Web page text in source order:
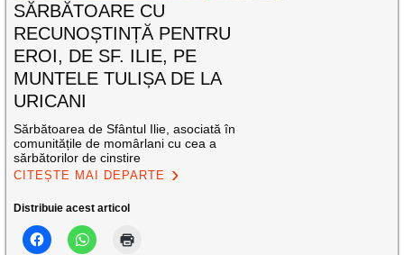
SĂRBĂTOARE CU
RECUNOȘTINȚĂ PENTRU
EROI, DE SF. ILIE, PE
MUNTELE TULIȘA DE LA
URICANI
Sărbătoarea de Sfântul Ilie, asociată în
comunitățile de momârlani cu cea a
sărbătorilor de cinstire
CITEȘTE MAI DEPARTE
Distribuie acest articol